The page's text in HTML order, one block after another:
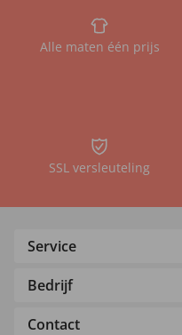
Alle maten één prijs
SSL versleuteling
Service
Bedrijf
Contact